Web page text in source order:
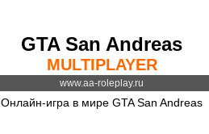
GTA San Andreas
MULTIPLAYER
Онлайн-игра в мире GTA San Andreas
www.aa-roleplay.ru